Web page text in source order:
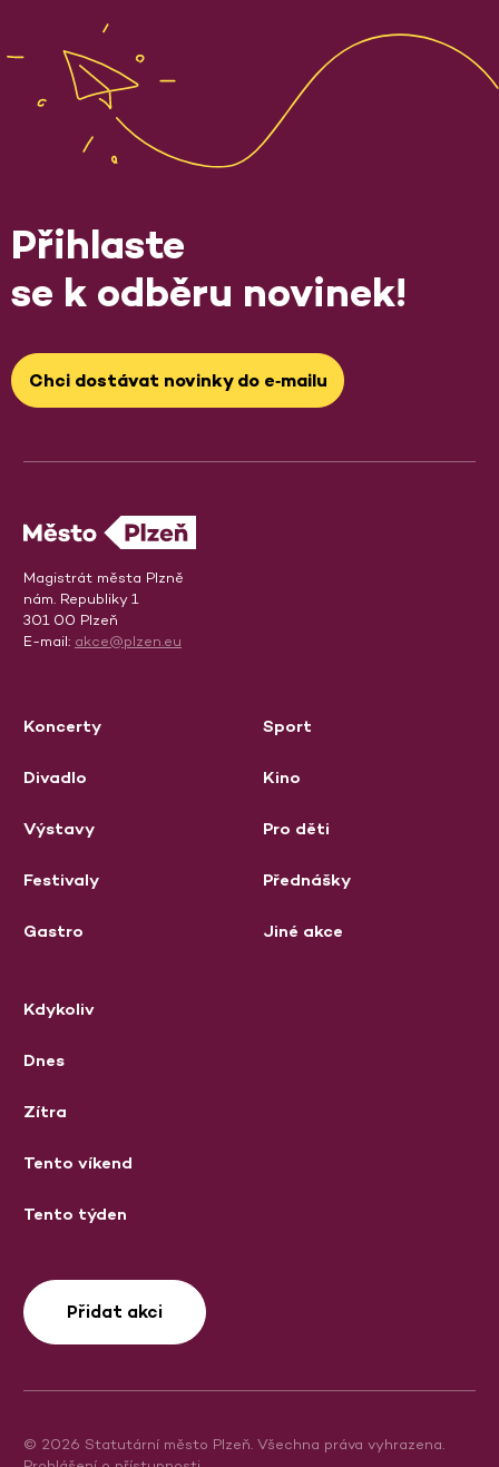
Přihlaste
se k odběru novinek!
Chci dostávat novinky do e‑mailu
Magistrát města Plzně
nám. Republiky 1
301 00 Plzeň
E-mail: akce@plzen.eu
Koncerty
Divadlo
Výstavy
Festivaly
Gastro
Sport
Kino
Pro děti
Přednášky
Jiné akce
Kdykoliv
Dnes
Zítra
Tento víkend
Tento týden
Přidat akci
© 2026 Statutární město Plzeň. Všechna práva vyhrazena.